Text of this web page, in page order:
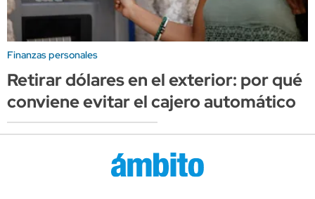
Finanzas personales
Retirar dólares en el exterior: por qué
conviene evitar el cajero automático